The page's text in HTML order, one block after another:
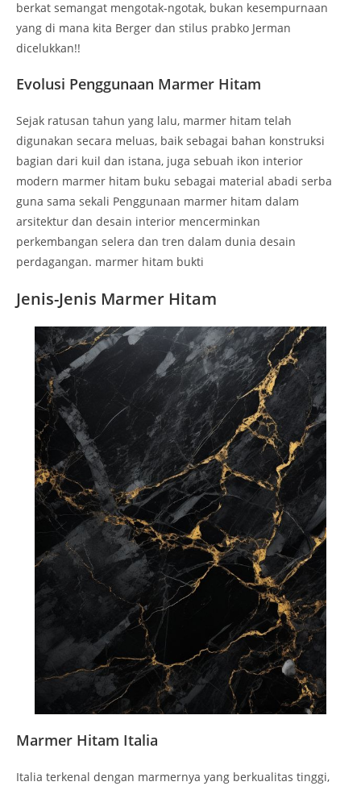
berkat semangat mengotak-ngotak, bukan kesempurnaan
yang di mana kita Berger dan stilus prabko Jerman
dicelukkan!!
Evolusi Penggunaan Marmer Hitam
Sejak ratusan tahun yang lalu, marmer hitam telah
digunakan secara meluas, baik sebagai bahan konstruksi
bagian dari kuil dan istana, juga sebuah ikon interior
modern marmer hitam buku sebagai material abadi serba
guna sama sekali Penggunaan marmer hitam dalam
arsitektur dan desain interior mencerminkan
perkembangan selera dan tren dalam dunia desain
perdagangan. marmer hitam bukti
Jenis-Jenis Marmer Hitam
Marmer Hitam Italia
Italia terkenal dengan marmernya yang berkualitas tinggi,